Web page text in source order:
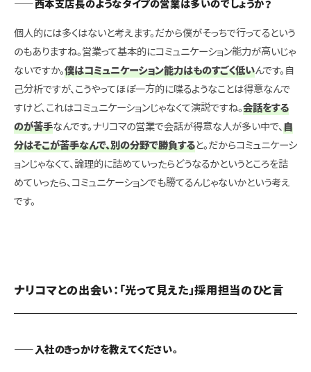
――西本支店長のようなタイプの営業は多いのでしょうか？
個人的には多くはないと考えます。だから僕がそっちで行ってるという
のもありますね。営業って基本的にコミュニケーション能力が高いじゃ
ないですか。僕はコミュニケーション能力はものすごく低いんです。自
己分析ですが、こうやってほぼ一方的に喋るようなことは得意なんで
すけど、これはコミュニケーションじゃなくて演説ですね。会話をする
のが苦手なんです。ナリコマの営業で会話が得意な人が多い中で、 自
分はそこが苦手なんで、別の分野で勝負すると。だからコミュニケーシ
ョンじゃなくて、論理的に詰めていったらどうなるかというところを詰
めていったら、コミュニケーションでも勝てるんじゃないかという考え
です。
ナリコマとの出会い：「光って見えた」採用担当のひと言
――入社のきっかけを教えてください。